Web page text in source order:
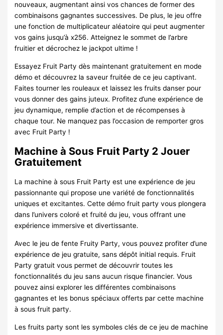
nouveaux, augmentant ainsi vos chances de former des
combinaisons gagnantes successives. De plus, le jeu offre
une fonction de multiplicateur aléatoire qui peut augmenter
vos gains jusqu’à x256. Atteignez le sommet de l’arbre
fruitier et décrochez le jackpot ultime !
Essayez Fruit Party dès maintenant gratuitement en mode
démo et découvrez la saveur fruitée de ce jeu captivant.
Faites tourner les rouleaux et laissez les fruits danser pour
vous donner des gains juteux. Profitez d’une expérience de
jeu dynamique, remplie d’action et de récompenses à
chaque tour. Ne manquez pas l’occasion de remporter gros
avec Fruit Party !
Machine à Sous Fruit Party 2 Jouer
Gratuitement
La machine à sous Fruit Party est une expérience de jeu
passionnante qui propose une variété de fonctionnalités
uniques et excitantes. Cette démo fruit party vous plongera
dans l’univers coloré et fruité du jeu, vous offrant une
expérience immersive et divertissante.
Avec le jeu de fente Fruity Party, vous pouvez profiter d’une
expérience de jeu gratuite, sans dépôt initial requis. Fruit
Party gratuit vous permet de découvrir toutes les
fonctionnalités du jeu sans aucun risque financier. Vous
pouvez ainsi explorer les différentes combinaisons
gagnantes et les bonus spéciaux offerts par cette machine
à sous fruit party.
Les fruits party sont les symboles clés de ce jeu de machine